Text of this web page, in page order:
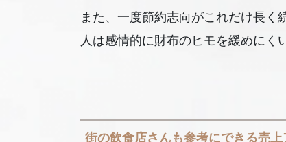
また、一度節約志向がこれだけ長く
人は感情的に財布のヒモを緩めにく
街の飲食店さんも参考にできる売